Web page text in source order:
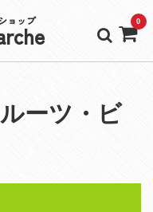
ョップ 0
ーツ・ビ